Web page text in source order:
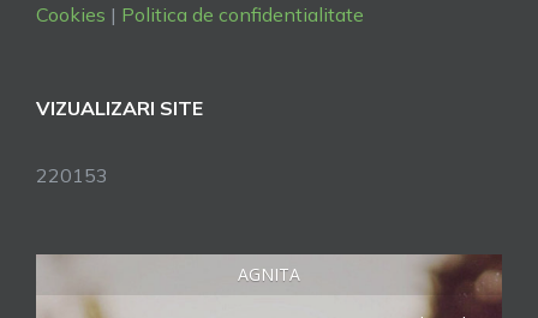
Cookies | Politica de confidentialitate
VIZUALIZARI SITE
220153
AGNITA